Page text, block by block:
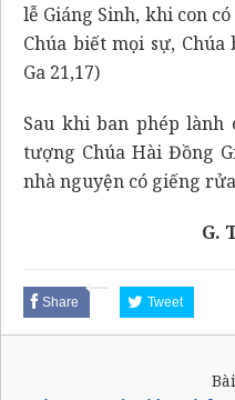
lễ Giáng Sinh, khi con
Chúa biết mọi sự, Chúa
Ga 21,17)
Sau khi ban phép lành
tượng Chúa Hài Đồng
nhà nguyện có giếng
G.
Share Tweet